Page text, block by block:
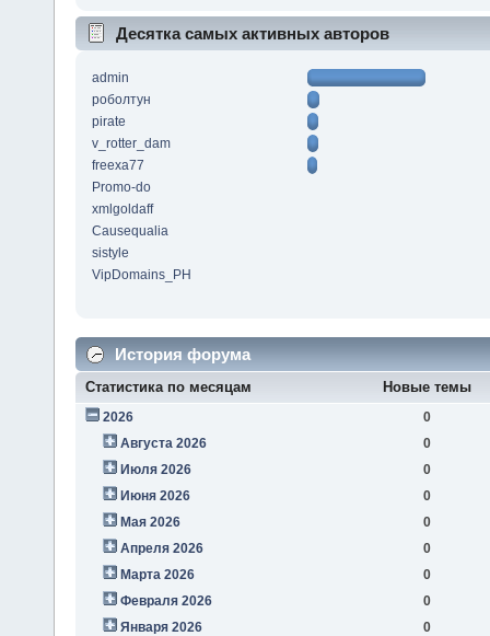
Десятка самых активных авторов
admin
роболтун
pirate
v_rotter_dam
freexa77
Promo-do
xmlgoldaff
Causequalia
sistyle
VipDomains_PH
История форума
Статистика по месяцам Новые темы
2026
0
Августа 2026
0
Июля 2026
0
Июня 2026
0
Мая 2026
0
Апреля 2026
0
Марта 2026
0
Февраля 2026
0
Января 2026
0